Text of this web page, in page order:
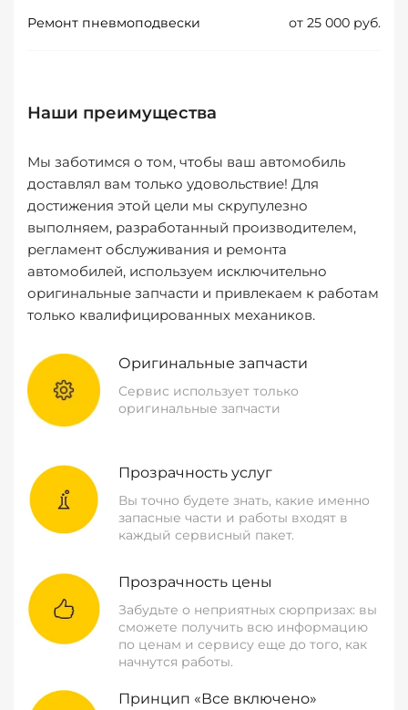
Ремонт пневмоподвески от 25 000 руб.
Наши преимущества
Мы заботимся о том, чтобы ваш автомобиль
доставлял вам только удовольствие! Для
достижения этой цели мы скрупулезно
выполняем, разработанный производителем,
регламент обслуживания и ремонта
автомобилей, используем исключительно
оригинальные запчасти и привлекаем к работам
только квалифицированных механиков.
Оригинальные запчасти
Сервис использует только
оригинальные запчасти
Прозрачность услуг
Вы точно будете знать, какие именно
запасные части и работы входят в
каждый сервисный пакет.
Прозрачность цены
Забудьте о неприятных сюрпризах: вы
сможете получить всю информацию
по ценам и сервису еще до того, как
начнутся работы.
Принцип «Все включено»